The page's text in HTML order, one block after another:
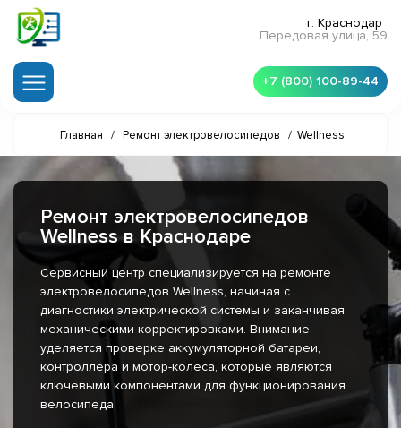
г. Краснодар
Передовая улица, 59
+7 (800) 100-89-44
Главная / Ремонт электровелосипедов / Wellness
Ремонт электровелосипедов
Wellness в Краснодаре
Сервисный центр специализируется на ремонте
электровелосипедов Wellness, начиная с
диагностики электрической системы и заканчивая
механическими корректировками. Внимание
уделяется проверке аккумуляторной батареи,
контроллера и мотор-колеса, которые являются
ключевыми компонентами для функционирования
велосипеда.